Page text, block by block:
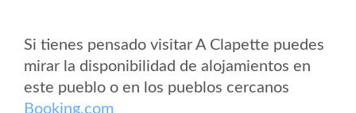
Si tienes pensado visitar A Clapette puedes
mirar la disponibilidad de alojamientos en
este pueblo o en los pueblos cercanos
Booking.com